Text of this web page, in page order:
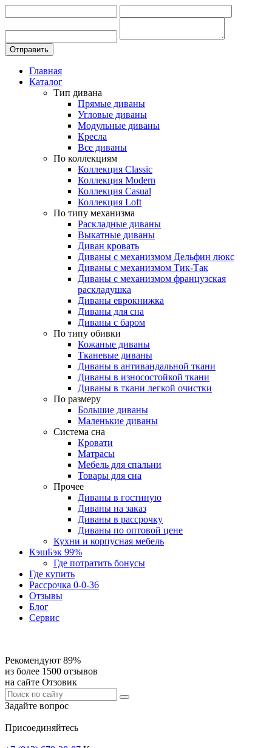
Главная
Каталог
Тип дивана
Прямые диваны
Угловые диваны
Модульные диваны
Кресла
Все диваны
По коллекциям
Коллекция Classic
Коллекция Modern
Коллекция Casual
Коллекция Loft
По типу механизма
Раскладные диваны
Выкатные диваны
Диван кровать
Диваны с механизмом Дельфин люкс
Диваны с механизмом Тик-Так
Диваны с механизмом французская
раскладушка
Диваны еврокнижка
Диваны для сна
Диваны с баром
По типу обивки
Кожаные диваны
Тканевые диваны
Диваны в антивандальной ткани
Диваны в износостойкой ткани
Диваны в ткани легкой очистки
По размеру
Большие диваны
Маленькие диваны
Система сна
Кровати
Матрасы
Мебель для спальни
Товары для сна
Прочее
Диваны в гостиную
Диваны на заказ
Диваны в рассрочку
Диваны по оптовой цене
Кухни и корпусная мебель
КэшБэк 99%
Где потратить бонусы
Где купить
Рассрочка 0-0-36
Отзывы
Блог
Сервис
Рекомендуют 89%
из более 1500 отзывов
на сайте Отзовик
Задайте вопрос
Присоединяйтесь